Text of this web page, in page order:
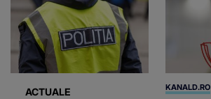
ACTUALE KANALD.RO